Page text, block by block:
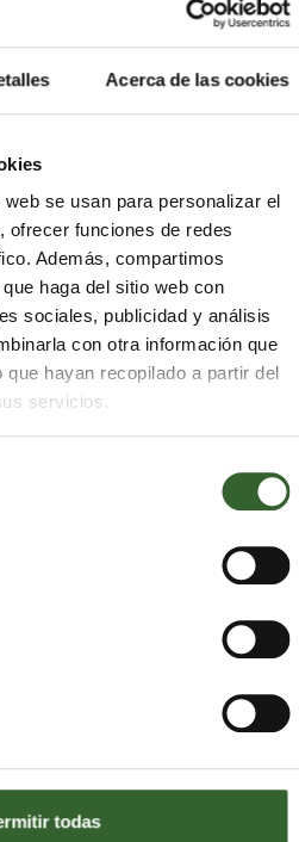
Acerca de las cookies
se usan para personalizar el
ofrecer funciones de redes
Además, compartimos
haga del sitio web con
sociales, publicidad y análisis
con otra información que
que hayan recopilado a partir del
servicios.
todas
Aizarnazabal
Usurbil
Deba
Lazkao Mutriku
Orio
de las Armas
Eibar
Alkiza
en
GESTIÓN , S.L. -
Guipúzcoa